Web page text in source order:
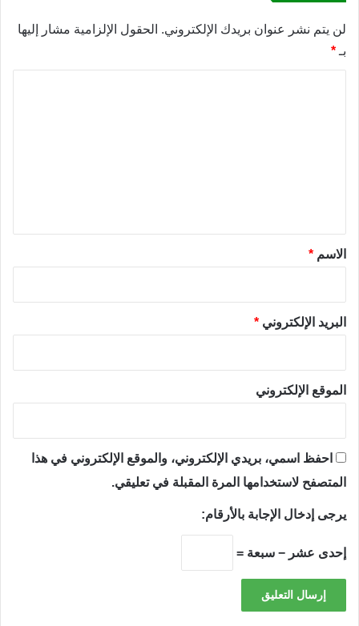
لن يتم نشر عنوان بريدك الإلكتروني. الحقول الإلزامية مشار إليها
بـ *
*الاسم *
البريد الإلكتروني *
الموقع الإلكتروني
احفظ اسمي، بريدي الإلكتروني، والموقع الإلكتروني في هذا
المتصفح لاستخدامها المرة المقبلة في تعليقي.
يرجى إدخال الإجابة بالأرقام:
إحدى عشر − سبعة =